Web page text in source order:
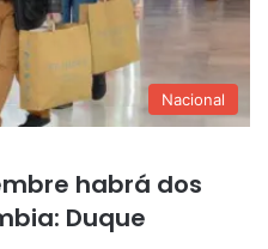
Nacional
habrá dos
Duque